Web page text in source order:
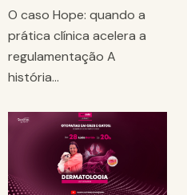
O caso Hope: quando a
prática clínica acelera a
regulamentação A
história…